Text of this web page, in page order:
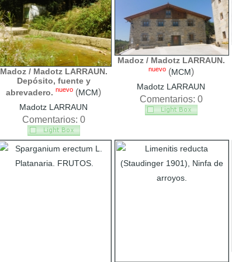
Madoz / Madotz LARRAUN.
Depósito, fuente y
abrevadero. nuevo (MCM)
Madotz LARRAUN
Comentarios: 0
Madoz / Madotz LARRAUN.
nuevo(MCM)
Madotz LARRAUN
Comentarios: 0